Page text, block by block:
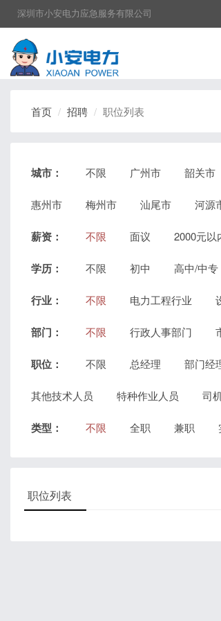
深圳市小安电力应急服务有限公司
首页 招聘 职位列表
城市： 不限 广州市 韶关市
惠州市 梅州市 汕尾市 河源
薪资： 不限 面议 2000元以
学历： 不限 初中 高中/中专
行业： 不限 电力工程行业
部门： 不限 行政人事部门
职位： 不限 总经理 部门经
其他技术人员 特种作业人员 司
类型： 不限 全职 兼职
职位列表